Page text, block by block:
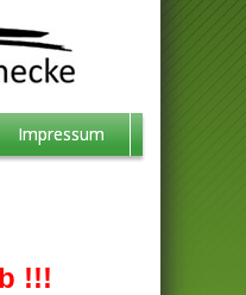
Impressum
!!!